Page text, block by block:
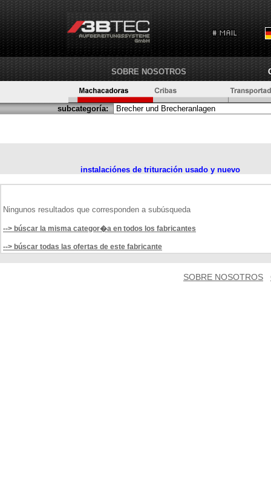
SOBRE NOSOTROS
subcategoría:
instalaciónes de trituración usado y nuevo
Ningunos resultados que corresponden a subúsqueda
--> búscar la misma categor�a en todos los fabricantes
--> búscar todas las ofertas de este fabricante
SOBRE NOSOTROS